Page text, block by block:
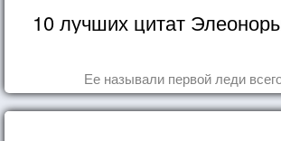
10 лучших цитат
Ее называли первой леди